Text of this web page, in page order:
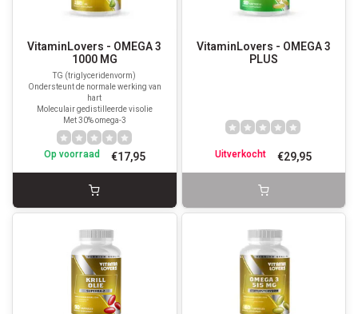
VitaminLovers - OMEGA 3
1000 MG
TG (triglyceridenvorm)
Ondersteunt de normale werking van
hart
Moleculair gedistilleerde visolie
Met 30% omega-3
€17,95
Op voorraad
VitaminLovers - OMEGA 3
PLUS
€29,95
Uitverkocht